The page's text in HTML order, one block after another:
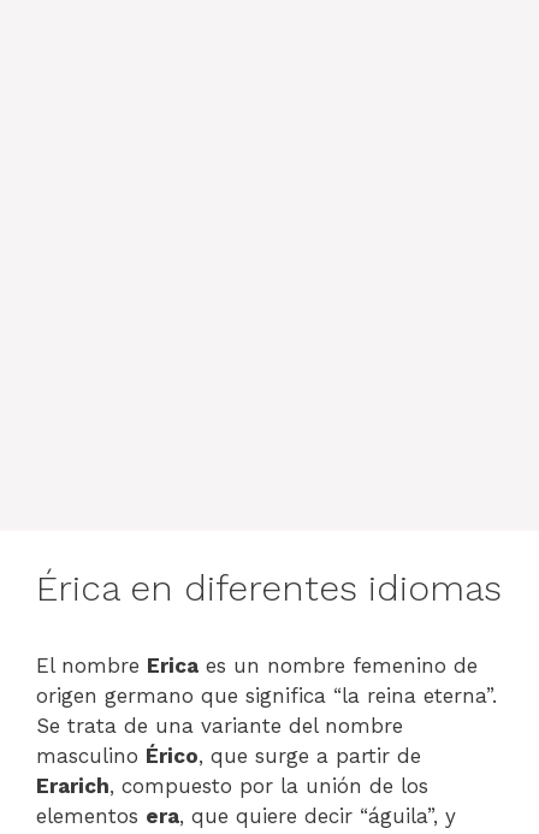
Érica en diferentes idiomas
El nombre Erica es un nombre femenino de
origen germano que significa “la reina eterna”.
Se trata de una variante del nombre
masculino Érico, que surge a partir de
Erarich, compuesto por la unión de los
elementos era, que quiere decir “águila”, y